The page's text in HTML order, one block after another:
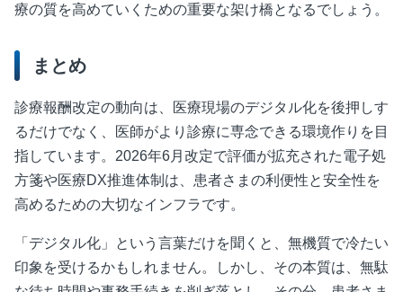
療の質を高めていくための重要な架け橋となるでしょう。
まとめ
診療報酬改定の動向は、医療現場のデジタル化を後押しす
るだけでなく、医師がより診療に専念できる環境作りを目
指しています。 2026年6月改定で評価が拡充された電子処
方箋や医療DX推進体制は、患者さまの利便性と安全性を
高めるための大切なインフラです。
「デジタル化」という言葉だけを聞くと、無機質で冷たい
印象を受けるかもしれません。しかし、その本質は、無駄